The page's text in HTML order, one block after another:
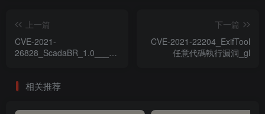
上一篇
CVE-2021-
26828_ScadaBR_1.0___1.1CE_Windows_Shell_
下一篇
CVE-2021-22204_ExifTool
任意代碼執行漏洞_gl
相关推荐